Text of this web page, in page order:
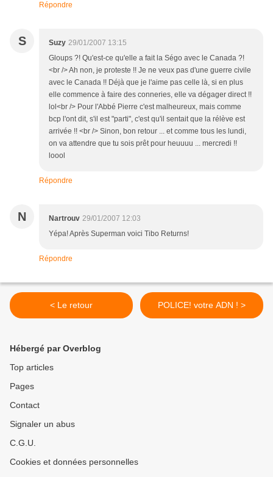
Répondre
S Suzy 29/01/2007 13:15
Gloups ?! Qu'est-ce qu'elle a fait la Ségo avec le Canada ?!
<br /> Ah non, je proteste !! Je ne veux pas d'une guerre civile
avec le Canada !! Déjà que je l'aime pas celle là, si en plus
elle commence à faire des conneries, elle va dégager direct !!
lol<br /> Pour l'Abbé Pierre c'est malheureux, mais comme
bcp l'ont dit, s'il est "parti", c'est qu'il sentait que la rélève est
arrivée !! <br /> Sinon, bon retour ... et comme tous les lundi,
on va attendre que tu sois prêt pour heuuuu ... mercredi !!
loool
Répondre
N Nartrouv 29/01/2007 12:03
Yépa! Après Superman voici Tibo Returns!
Répondre
< Le retour POLICE! votre ADN ! >
Hébergé par Overblog
Top articles
Pages
Contact
Signaler un abus
C.G.U.
Cookies et données personnelles